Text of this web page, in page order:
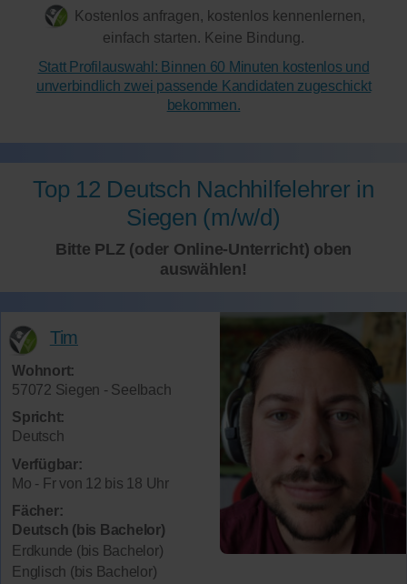
Kostenlos anfragen, kostenlos kennenlernen,
einfach starten. Keine Bindung.
Statt Profilauswahl: Binnen 60 Minuten kostenlos und
unverbindlich zwei passende Kandidaten zugeschickt
bekommen.
Top 12 Deutsch Nachhilfelehrer in
Siegen (m/w/d)
Bitte PLZ (oder Online-Unterricht) oben
auswählen!
Tim
Wohnort:
57072 Siegen - Seelbach
Spricht:
Deutsch
Verfügbar:
Mo - Fr von 12 bis 18 Uhr
Fächer:
Deutsch (bis Bachelor)
Erdkunde (bis Bachelor)
Englisch (bis Bachelor)